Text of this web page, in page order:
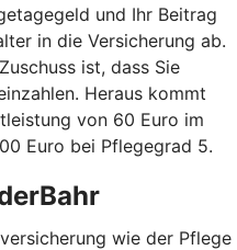
und Ihr Beitrag
in die Versicherung ab.
ist, dass Sie
Heraus kommt
von 60 Euro im
Euro bei Pflegegrad 5.
wie der Pflege